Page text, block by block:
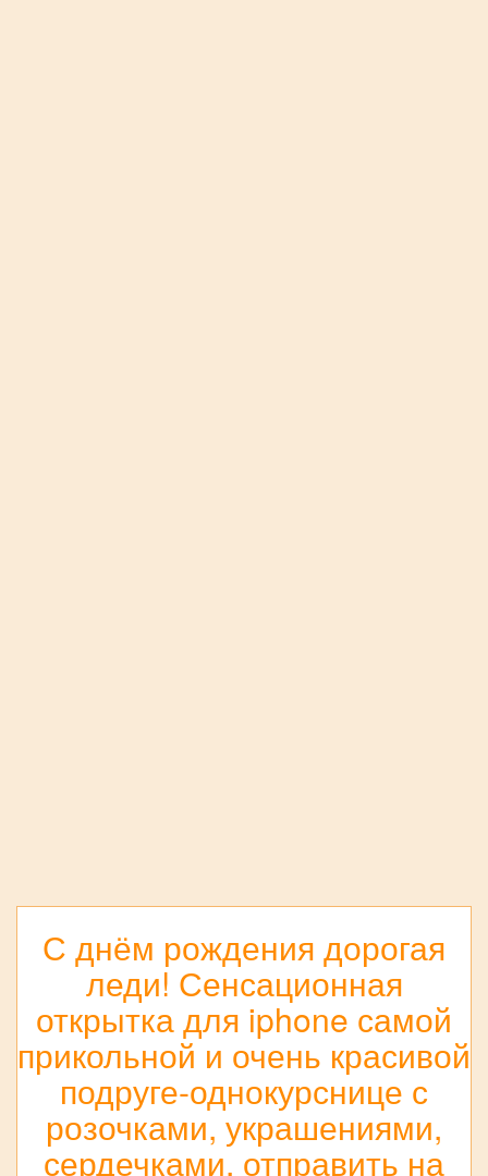
С днём рождения дорогая
леди! Сенсационная
открытка для iphone самой
прикольной и очень красивой
подруге-однокурснице с
розочками, украшениями,
сердечками, отправить на